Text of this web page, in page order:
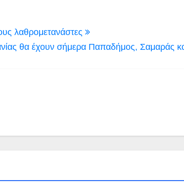
λαθρομετανάστες
θα έχουν σήμερα Παπαδήμος, Σαμαράς